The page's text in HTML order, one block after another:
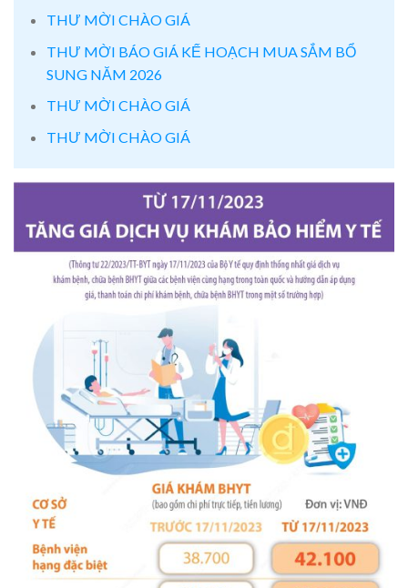
THƯ MỜI CHÀO GIÁ
THƯ MỜI BÁO GIÁ KẾ HOẠCH MUA SẮM BỔ
SUNG NĂM 2026
THƯ MỜI CHÀO GIÁ
THƯ MỜI CHÀO GIÁ